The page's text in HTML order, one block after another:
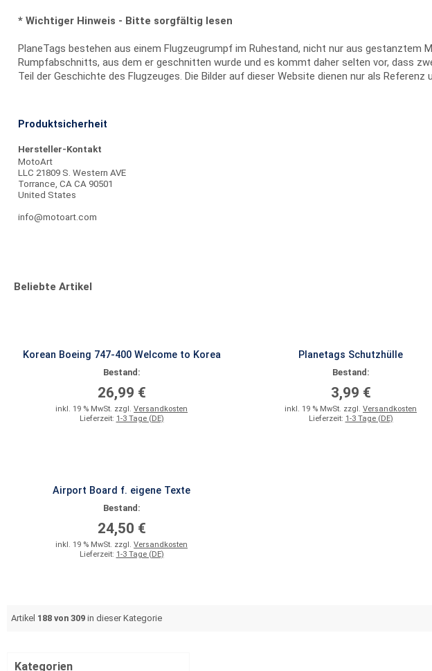
* Wichtiger Hinweis - Bitte sorgfältig lesen
PlaneTags bestehen aus einem Flugzeugrumpf im Ruhestand, nicht nur aus gestanztem
Rumpfabschnitts, aus dem er geschnitten wurde und es kommt daher selten vor, dass
Teil der Geschichte des Flugzeuges. Die Bilder auf dieser Website dienen nur als
Produktsicherheit
Hersteller-Kontakt
MotoArt
LLC 21809 S. Western AVE
Torrance, CA CA 90501
United States
info@motoart.com
Beliebte Artikel
Korean Boeing 747-400 Welcome to Korea
Bestand:
26,99 €
inkl. 19 % MwSt. zzgl. Versandkosten
Lieferzeit: 1-3 Tage (DE)
Planetags Schutzhülle
Bestand:
3,99 €
inkl. 19 % MwSt. zzgl. Versandkosten
Lieferzeit: 1-3 Tage (DE)
Airport Board f. eigene Texte
Bestand:
24,50 €
inkl. 19 % MwSt. zzgl. Versandkosten
Lieferzeit: 1-3 Tage (DE)
Artikel 188 von 309 in dieser Kategorie
Kategorien